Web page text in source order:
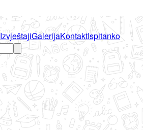
IzvještajiGalerijaKontaktIspitanko